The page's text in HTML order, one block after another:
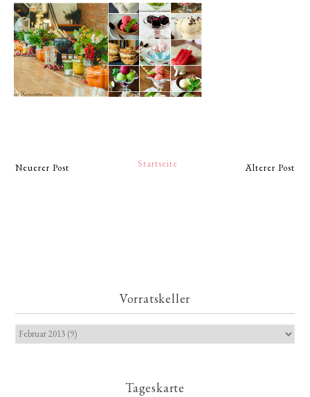
Neuerer Post Älterer Post
Startseite
Vorratskeller
Tageskarte